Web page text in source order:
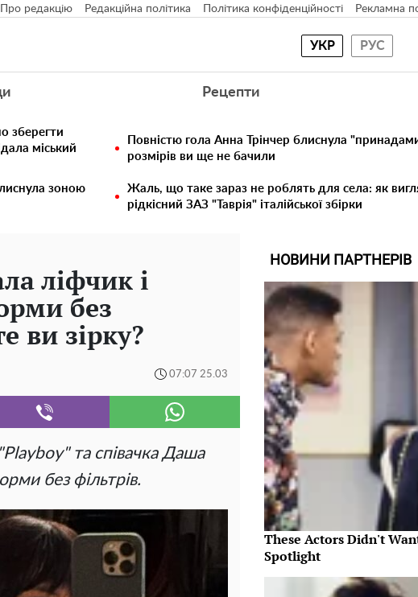
Про редакцію Редакційна політика Політика конфіденційності Рекламна
УКР РУС
Рецепти
зберегти
міський
Повністю гола Анна Трінчер блиснула
розмірів ви ще не бачили
зоною
Жаль, що таке зараз не роблять для села: як
рідкісний ЗАЗ "Таврія" італійської збірки
ліфчик і
без
ви зірку?
07:07 25.03
та співачка Даша
без фільтрів.
НОВИНИ ПАРТНЕРІВ
These Actors Didn't
Spotlight